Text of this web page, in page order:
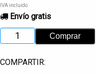
IVA incluido
Envío gratis
COMPARTIR: